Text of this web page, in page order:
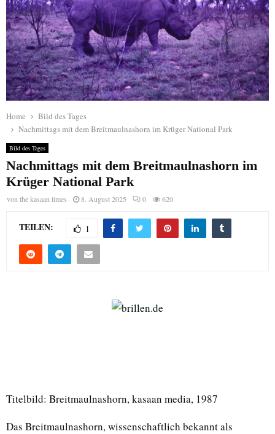
Home
Bild des Tages
Nachmittags mit dem Breitmaulnashorn im Krüger National Park
Bild des Tages
Nachmittags mit dem Breitmaulnashorn im
Krüger National Park
vonthe kasaan times 8. August 2025 0 620
TEILEN: 1
Titelbild: Breitmaulnashorn, kasaan media, 1987
Das Breitmaulnashorn, wissenschaftlich bekannt als